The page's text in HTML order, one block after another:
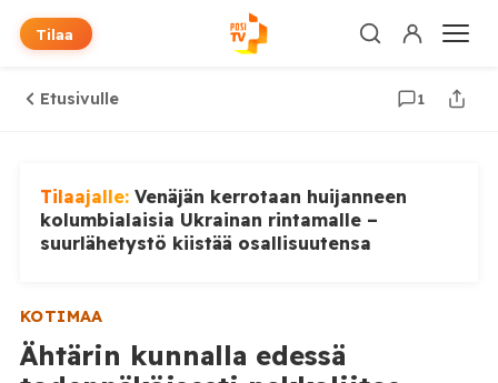
Tilaa
Etusivulle 1
Tilaajalle: Venäjän kerrotaan huijanneen
kolumbialaisia Ukrainan rintamalle –
suurlähetystö kiistää osallisuutensa
KOTIMAA
Ähtärin kunnalla edessä